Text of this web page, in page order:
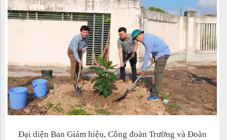
Đại diện Ban Giám hiệu, Công đoàn Trường và Đoàn